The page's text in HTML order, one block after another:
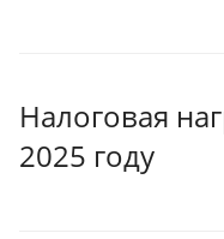
Налоговая
2025 году